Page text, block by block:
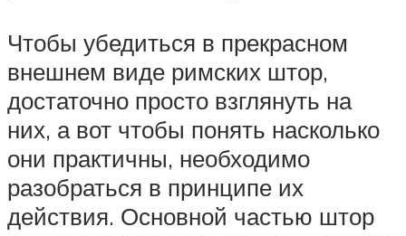
Чтобы убедиться в прекрасном
внешнем виде римских штор,
достаточно просто взглянуть на
них, а вот чтобы понять насколько
они практичны, необходимо
разобраться в принципе их
действия. Основной частью штор